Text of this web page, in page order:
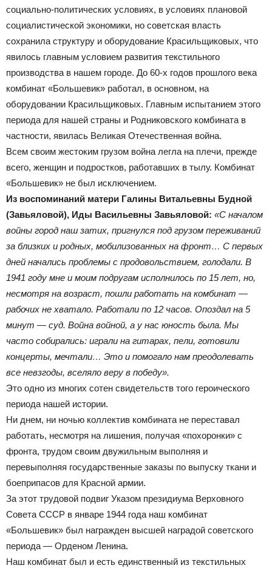
социально-политических условиях, в условиях плановой
социалистической экономики, но советская власть
сохранила структуру и оборудование Красильщиковых, что
явилось главным условием развития текстильного
производства в нашем городе. До 60-х годов прошлого века
комбинат «Большевик» работал, в основном, на
оборудовании Красильщиковых. Главным испытанием этого
периода для нашей страны и Родниковского комбината в
частности, явилась Великая Отечественная война.
Всем своим жестоким грузом война легла на плечи, прежде
всего, женщин и подростков, работавших в тылу. Комбинат
«Большевик» не был исключением.
Из воспоминаний матери Галины Витальевны Будной
(Завьяловой), Иды Васильевны Завьяловой: «С началом
войны город наш затих, пригнулся под грузом переживаний
за близких и родных, мобилизованных на фронт… С первых
дней начались проблемы с продовольствием, голодали. В
1941 году мне и моим подругам исполнилось по 15 лет, но,
несмотря на возраст, пошли работать на комбинат —
рабочих не хватало. Работали по 12 часов. Опоздал на 5
минут — суд. Война войной, а у нас юность была. Мы
часто собирались: играли на гитарах, пели, готовили
концерты, мечтали… Это и помогало нам преодолевать
все невзгоды, вселяло веру в победу».
Это одно из многих сотен свидетельств того героического
периода нашей истории.
Ни днем, ни ночью коллектив комбината не переставал
работать, несмотря на лишения, получая «похоронки» с
фронта, трудом своим двужильным выполняя и
перевыполняя государственные заказы по выпуску ткани и
боеприпасов для Красной армии.
За этот трудовой подвиг Указом президиума Верховного
Совета СССР в январе 1944 года наш комбинат
«Большевик» был награжден высшей наградой советского
периода — Орденом Ленина.
Наш комбинат был и есть единственный из текстильных